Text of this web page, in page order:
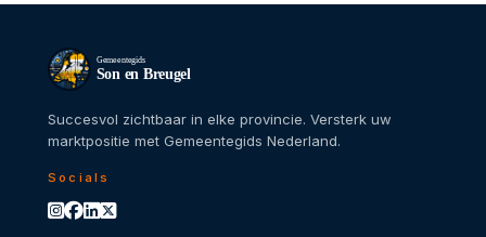
Gemeentegids
Son en Breugel
Succesvol zichtbaar in elke provincie. Versterk uw
marktpositie met Gemeentegids Nederland.
Socials